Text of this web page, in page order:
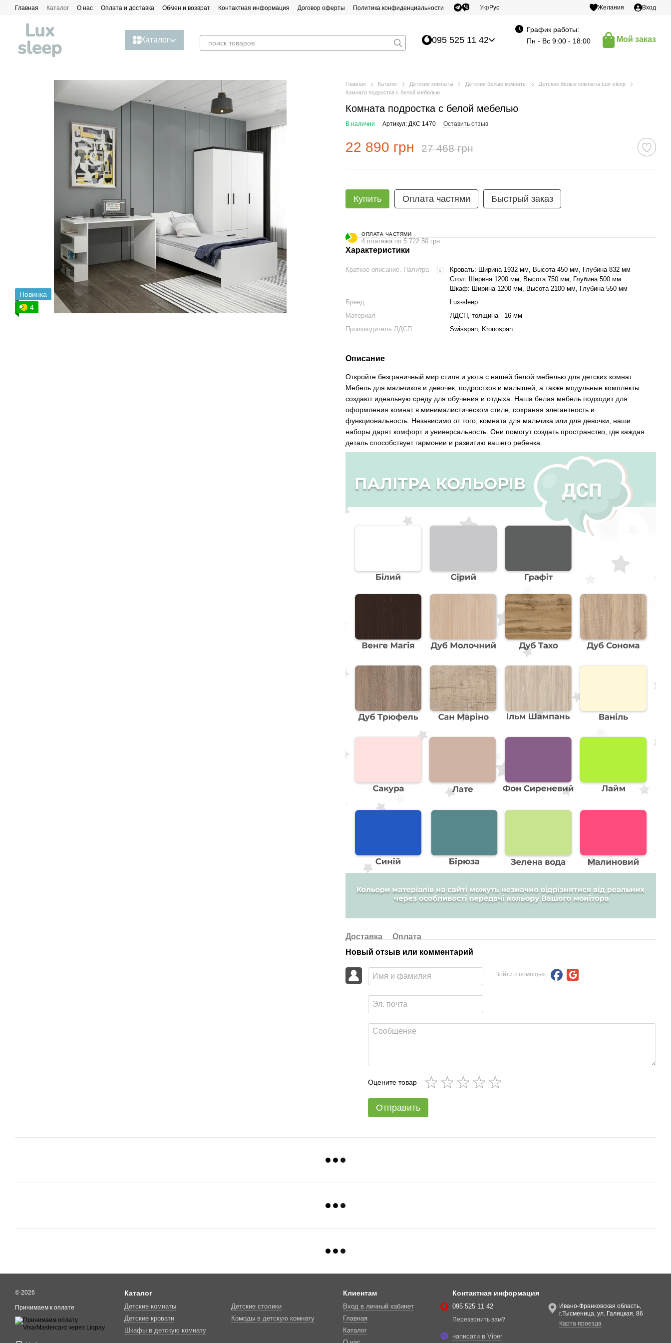
Перейти к основному контенту
Главная Каталог О нас Оплата и доставка Обмен и возврат Контактная информация Договор оферты Политика конфиденциальности Укр Рус Желания Вход
Каталог 095 525 11 42
График работы:
Пн - Вс 9:00 - 18:00
Мой заказ
Новинка
4
Главная Каталог Детские комнаты Детские белые комнаты
Детские белые комнаты Lux-sleep
Комната подростка с белой мебелью
Комната подростка с белой мебелью
В наличии Артикул: ДКС 1470 Оставить отзыв
22 890 грн 27 468 грн
Купить Оплата частями Быстрый заказ
ОПЛАТА ЧАСТЯМИ
4 платежа по 5 722.50 грн
Характеристики
Краткое описание. Палитра -
Кровать: Ширина 1932 мм, Высота 450 мм, Глубина 832 мм
Стол: Ширина 1200 мм, Высота 750 мм, Глубина 500 мм.
Шкаф: Ширина 1200 мм, Высота 2100 мм, Глубина 550 мм
Бренд
Lux-sleep
Материал
ЛДСП, толщина - 16 мм
Производитель ЛДСП
Swisspan, Kronospan
Описание
Откройте безграничный мир стиля и уюта с нашей белой мебелью для детских комнат.
Мебель для мальчиков и девочек, подростков и малышей, а также модульные комплекты
создают идеальную среду для обучения и отдыха. Наша белая мебель подходит для
оформления комнат в минималистическом стиле, сохраняя элегантность и
функциональность. Независимо от того, комната для мальчика или для девочки, наши
наборы дарят комфорт и универсальность. Они помогут создать пространство, где каждая
деталь способствует гармонии и развитию вашего ребенка.
Доставка
Оплата
Новый отзыв или комментарий
Войти с помощью
Оцените товар
Отправить
© 2026
Принимаем к оплате
Каталог
Детские комнаты
Детские кровати
Шкафы в детскую комнату
Детские столики
Комоды в детскую комнату
Клиентам
Вход в личный кабинет
Главная
Каталог
Контактная информация
095 525 11 42
Перезвонить вам?
написати в Viber
Ивано-Франковская область,
г.Тысменица, ул. Галицкая, 86
Карта проезда